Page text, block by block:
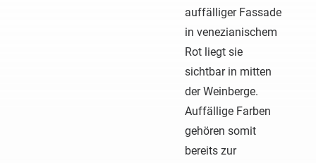
auffälliger Fassade
in venezianischem
Rot liegt sie
sichtbar in mitten
der Weinberge.
Auffällige Farben
gehören somit
bereits zur